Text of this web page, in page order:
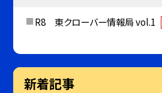
R8 東クローバー情報局 vol.1
新着記事